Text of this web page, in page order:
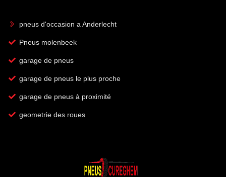
pneus d'occasion a Anderlecht
Pneus molenbeek
garage de pneus
garage de pneus le plus proche
garage de pneus à proximité
geometrie des roues